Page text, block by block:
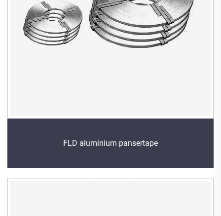
FLD aluminium pansertape